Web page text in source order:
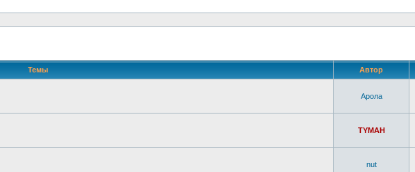
Темы Автор
Арола
TYMAH
nut